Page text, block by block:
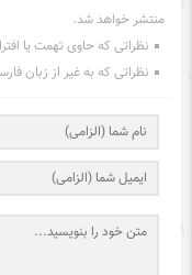
منتشر خواهد شد.
نظراتی که حاوی تهمت یا
نظراتی که به غیر از زبان